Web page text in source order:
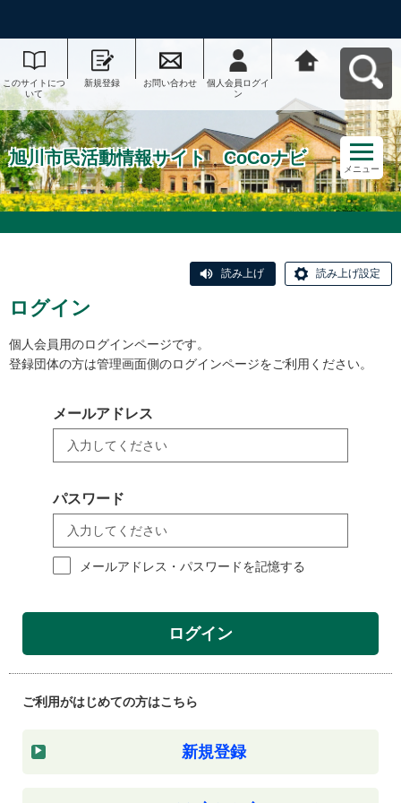
このサイトにつ
いて
新規登録 お問い合わせ
個人会員ログイ
ン
ナビへ戻る
旭川市民活動情報サイト CoCoナビ
メニュー
読み上げ 読み上げ設定
ログイン
個人会員用のログインページです。
登録団体の方は管理画面側のログインページをご利用ください。
メールアドレス
パスワード
メールアドレス・パスワードを記憶する
ログイン
ご利用がはじめての方はこちら
新規登録